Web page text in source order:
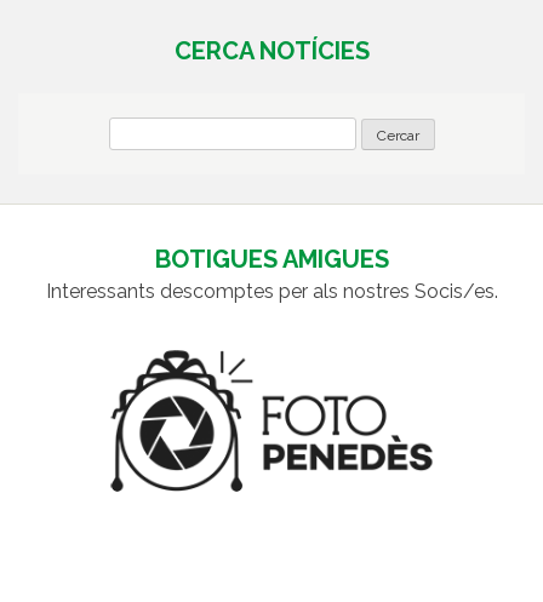
CERCA NOTÍCIES
BOTIGUES AMIGUES
Interessants descomptes per als nostres Socis/es.